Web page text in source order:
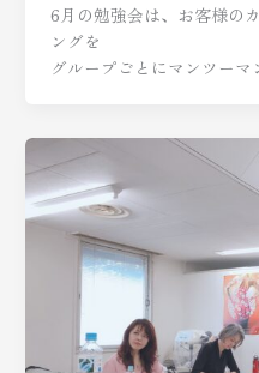
6月の勉強会は、お客様の
ングを
グループごとにマンツーマ